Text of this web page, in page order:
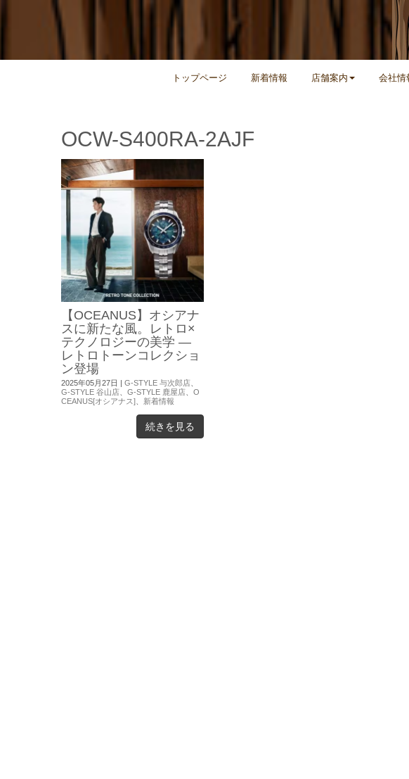
トップページ 新着情報 店舗案内 会社情
OCW-S400RA-2AJF
【OCEANUS】オシアナ
スに新たな風。レトロ×
テクノロジーの美学 ―
レトロトーンコレクショ
ン登場
2025年05月27日 | G-STYLE 与次郎店
G-STYLE 谷山店
G-STYLE 鹿屋店
O
CEANUS[オシアナス]
新着情報
続きを見る